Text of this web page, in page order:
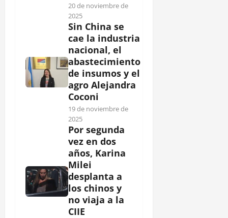
20 de noviembre de
2025
Sin China se
cae la industria
nacional, el
abastecimiento
de insumos y el
agro Alejandra
Coconi
19 de noviembre de
2025
Por segunda
vez en dos
años, Karina
Milei
desplanta a
los chinos y
no viaja a la
CIIE